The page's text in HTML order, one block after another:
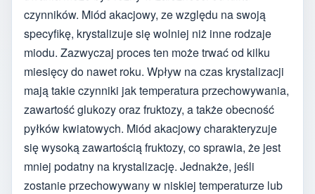
czynników. Miód akacjowy, ze względu na swoją
specyfikę, krystalizuje się wolniej niż inne rodzaje
miodu. Zazwyczaj proces ten może trwać od kilku
miesięcy do nawet roku. Wpływ na czas krystalizacji
mają takie czynniki jak temperatura przechowywania,
zawartość glukozy oraz fruktozy, a także obecność
pyłków kwiatowych. Miód akacjowy charakteryzuje
się wysoką zawartością fruktozy, co sprawia, że jest
mniej podatny na krystalizację. Jednakże, jeśli
zostanie przechowywany w niskiej temperaturze lub